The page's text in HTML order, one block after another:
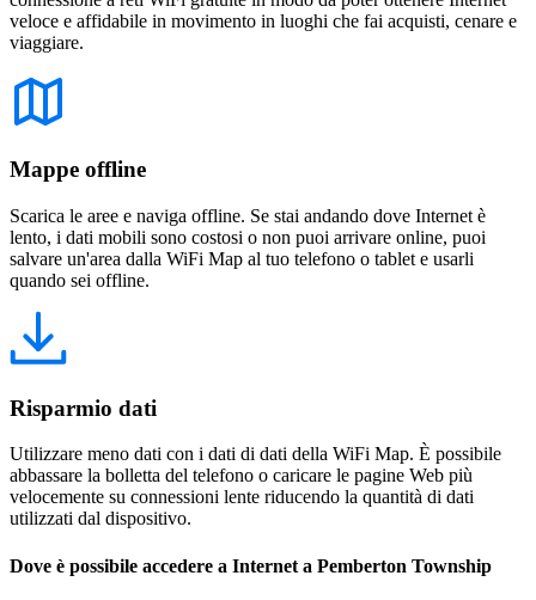
veloce e affidabile in movimento in luoghi che fai acquisti, cenare e
viaggiare.
Mappe offline
Scarica le aree e naviga offline. Se stai andando dove Internet è
lento, i dati mobili sono costosi o non puoi arrivare online, puoi
salvare un'area dalla WiFi Map al tuo telefono o tablet e usarli
quando sei offline.
Risparmio dati
Utilizzare meno dati con i dati di dati della WiFi Map. È possibile
abbassare la bolletta del telefono o caricare le pagine Web più
velocemente su connessioni lente riducendo la quantità di dati
utilizzati dal dispositivo.
Dove è possibile accedere a Internet a Pemberton Township